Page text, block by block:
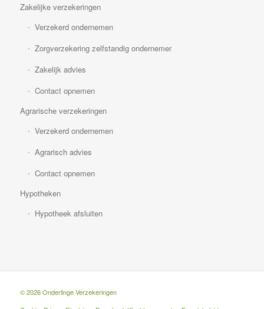
Zakelijke verzekeringen
Verzekerd ondernemen
Zorgverzekering zelfstandig ondernemer
Zakelijk advies
Contact opnemen
Agrarische verzekeringen
Verzekerd ondernemen
Agrarisch advies
Contact opnemen
Hypotheken
Hypotheek afsluiten
© 2026 Onderlinge Verzekeringen